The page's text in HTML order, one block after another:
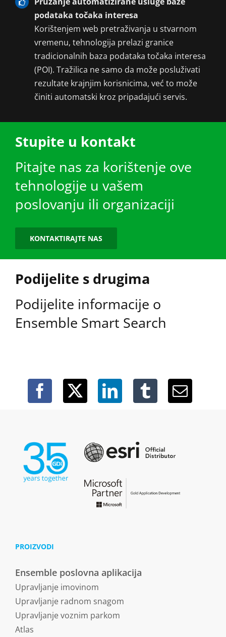
podataka točaka interesa
Korištenjem web pretraživanja u stvarnom
vremenu, tehnologija prelazi granice
tradicionalnih baza podataka točaka interesa
(POI). Tražilica ne samo da može posluživati
rezultate krajnjim korisnicima, već to može
činiti automatski kroz pripadajući servis.
Stupite u kontakt
Pitajte nas za korištenje ove
tehnologije u vašem
poslovanju ili organizaciji
KONTAKTIRAJTE NAS
Podijelite s drugima
Podijelite informacije o
Ensemble Smart Search
PROIZVODI
Ensemble poslovna aplikacija
Upravljanje imovinom
Upravljanje radnom snagom
Upravljanje voznim parkom
Atlas